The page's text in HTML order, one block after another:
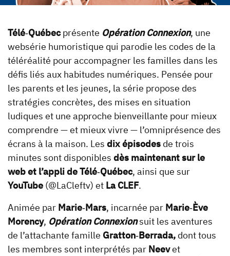
Télé‑Québecprésente Opération Connexion, une
websérie humoristique qui parodie les codes de la
téléréalité pour accompagner les familles dans les
défis liés aux habitudes numériques. Pensée pour
les parents et les jeunes, la série propose des
stratégies concrètes, des mises en situation
ludiques et une approche bienveillante pour mieux
comprendre — et mieux vivre — l’omniprésence des
écrans à la maison. Les dix épisodes de trois
minutes sont disponibles dès maintenantsur le
web et l’appli de Télé‑Québec, ainsi que sur
YouTube (@LaCleftv) et La CLEF.
Animée par Marie‑Mars, incarnée par Marie‑Ève
Morency, Opération Connexionsuit les aventures
de l’attachante famille Gratton‑Berrada, dont tous
les membres sont interprétés par Neevet